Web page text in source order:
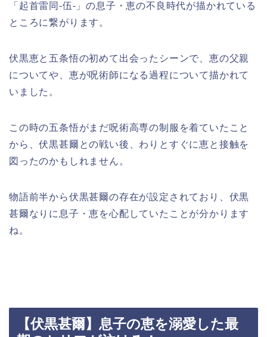
「起首雷同-伍-」の息子・恵の不良時代が描かれている
ところに繋がります。
伏黒恵と五条悟の初めて出会ったシーンで、恵の父親
についてや、恵が呪術師になる過程について描かれて
いました。
この時の五条悟がまだ呪術高専の制服を着ていたこと
から、伏黒甚爾との戦い後、わりとすぐに恵と接触を
図ったのかもしれません。
物語前半から伏黒甚爾の存在が設定されており、伏黒
甚爾なりに息子・恵を心配していたことが分かります
ね。
【伏黒甚爾】息子の恵を溺愛した最